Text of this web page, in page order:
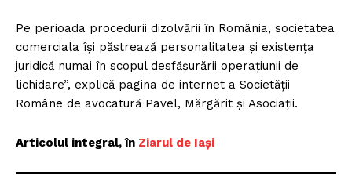
Pe perioada procedurii dizolvării în România, societatea
comerciala îşi păstrează personalitatea şi existenţa
juridică numai în scopul desfăşurării operaţiunii de
lichidare”, explică pagina de internet a Societăţii
Române de avocatură Pavel, Mărgărit şi Asociaţii.
Articolul integral, în Ziarul de Iași